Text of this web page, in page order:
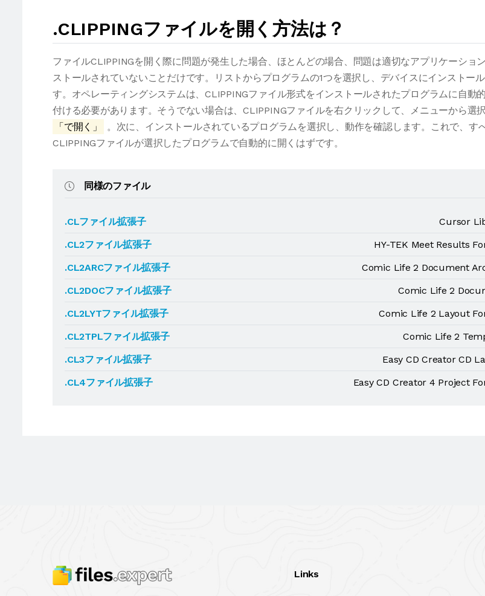
.CLIPPINGファイルを開く方法は？
ファイルCLIPPINGを開く際に問題が発生した場合、ほとんどの場合、問題は適切なアプリケーショ
ストールされていないことだけです。リストからプログラムの1つを選択し、デバイスにインストー
す。オペレーティングシステムは、CLIPPINGファイル形式をインストールされたプログラムに自動
付ける必要があります。そうでない場合は、CLIPPINGファイルを右クリックして、メニューから選
「で開く」
。次に、インストールされているプログラムを選択し、動作を確認します。これで、す
CLIPPINGファイルが選択したプログラムで自動的に開くはずです。
同様のファイル
.CLファイル拡張子
Cursor
.CL2ファイル拡張子
HY-TEK Meet Results
.CL2ARCファイル拡張子
Comic Life 2 Document
.CL2DOCファイル拡張子
Comic Life 2
.CL2LYTファイル拡張子
Comic Life 2 Layout
.CL2TPLファイル拡張子
Comic Life 2
.CL3ファイル拡張子
Easy CD Creator CD
.CL4ファイル拡張子
Easy CD Creator 4 Project
Links